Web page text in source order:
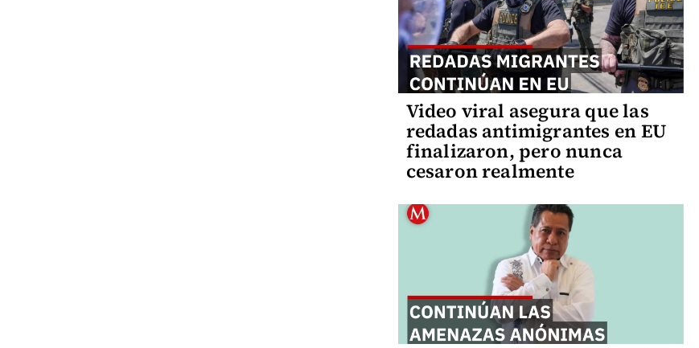
Video viral asegura que las
redadas antimigrantes en EU
finalizaron, pero nunca
cesaron realmente